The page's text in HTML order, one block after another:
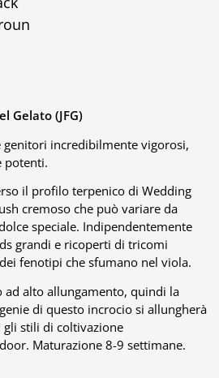
Gelato (JFG)
genitori incredibilmente vigorosi,
potenti.
il profilo terpenico di Wedding
cremoso che può variare da
speciale. Indipendentemente
grandi e ricoperti di tricomi
fenotipi che sfumano nel viola.
ad alto allungamento, quindi la
di questo incrocio si allungherà
stili di coltivazione
Maturazione 8-9 settimane.